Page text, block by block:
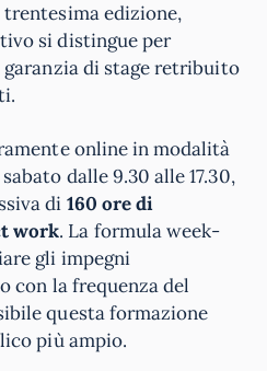
edizione,
si distingue per
garanzia di stage retribuito
online in modalità
dalle 9.30 alle 17.30,
di 160 ore di
work. La formula week-
gli impegni
con la frequenza del
questa formazione
più ampio.